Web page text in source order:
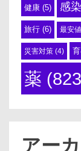
健康 (5) 感染
旅行 (6) 最安値
災害対策 (4)
薬
アー